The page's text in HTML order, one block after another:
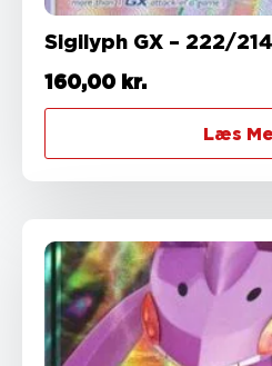
Sigilyph GX – 222/214
160,00 kr.
Læs